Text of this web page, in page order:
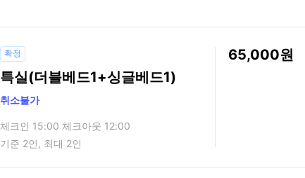
확정
특실(더블베드1+싱글베드1)
취소불가
체크인 15:00 체크아웃 12:00
기준 2인, 최대 2인
65,000